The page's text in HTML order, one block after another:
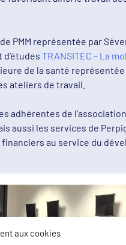
aux cookies
PMM représentée par
d’étudesTRANSITEC – La
de la santé
ateliers de travail.
adhérentes de
aussi les services de
au service du